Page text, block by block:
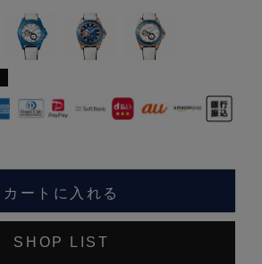
カートに入れる
SHOP LIST